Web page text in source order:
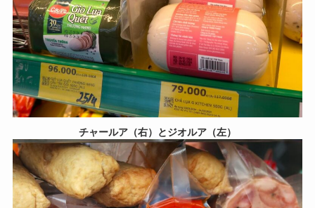
チャールア（右）とジオルア（左）